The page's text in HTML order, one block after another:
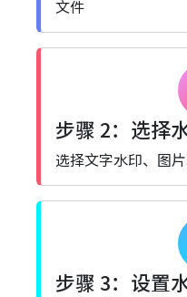
文件
步骤 2：选择
选择文字水印、图
步骤 3：设置